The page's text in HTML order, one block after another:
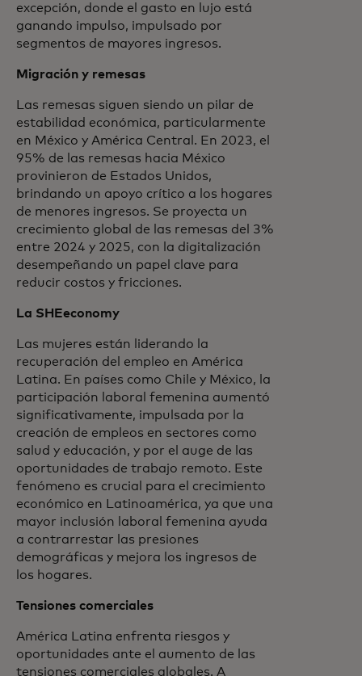
excepción, donde el gasto en lujo está
ganando impulso, impulsado por
segmentos de mayores ingresos.
Migración y remesas
Las remesas siguen siendo un pilar de
estabilidad económica, particularmente
en México y América Central. En 2023, el
95% de las remesas hacia México
provinieron de Estados Unidos,
brindando un apoyo crítico a los hogares
de menores ingresos. Se proyecta un
crecimiento global de las remesas del 3%
entre 2024 y 2025, con la digitalización
desempeñando un papel clave para
reducir costos y fricciones.
La SHEeconomy
Las mujeres están liderando la
recuperación del empleo en América
Latina. En países como Chile y México, la
participación laboral femenina aumentó
significativamente, impulsada por la
creación de empleos en sectores como
salud y educación, y por el auge de las
oportunidades de trabajo remoto. Este
fenómeno es crucial para el crecimiento
económico en Latinoamérica, ya que una
mayor inclusión laboral femenina ayuda
a contrarrestar las presiones
demográficas y mejora los ingresos de
los hogares.
Tensiones comerciales
América Latina enfrenta riesgos y
oportunidades ante el aumento de las
tensiones comerciales globales. A